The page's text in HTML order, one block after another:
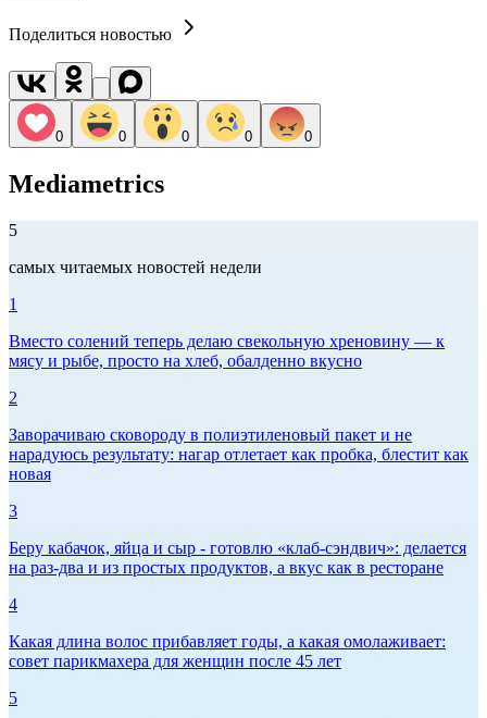
Поделиться новостью
0 0 0 0 0
Mediametrics
5
самых читаемых новостей недели
1
Вместо солений теперь делаю свекольную хреновину — к
мясу и рыбе, просто на хлеб, обалденно вкусно
2
Заворачиваю сковороду в полиэтиленовый пакет и не
нарадуюсь результату: нагар отлетает как пробка, блестит как
новая
3
Беру кабачок, яйца и сыр - готовлю «клаб-сэндвич»: делается
на раз-два и из простых продуктов, а вкус как в ресторане
4
Какая длина волос прибавляет годы, а какая омолаживает:
совет парикмахера для женщин после 45 лет
5